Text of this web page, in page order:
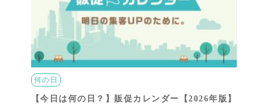
何の日
【今日は何の日？】販促カレンダー【2026年版】